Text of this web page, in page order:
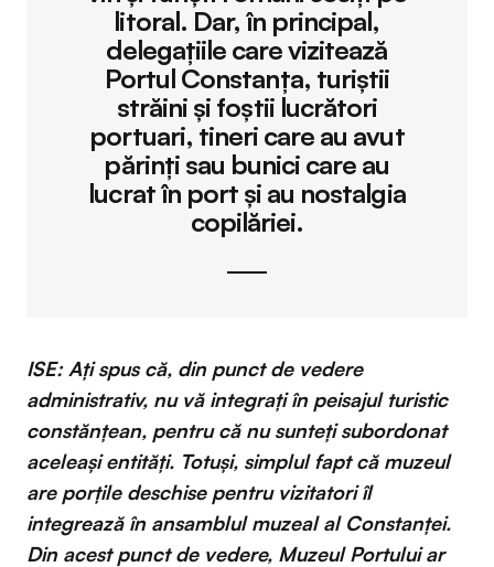
litoral. Dar, în principal,
delegațiile care vizitează
Portul Constanța, turiștii
străini și foștii lucrători
portuari, tineri care au avut
părinți sau bunici care au
lucrat în port și au nostalgia
copilăriei.
ISE: Ați spus că, din punct de vedere
administrativ, nu vă integrați în peisajul turistic
constănțean, pentru că nu sunteți subordonat
aceleași entități. Totuși, simplul fapt că muzeul
are porțile deschise pentru vizitatori îl
integrează în ansamblul muzeal al Constanței.
Din acest punct de vedere, Muzeul Portului ar